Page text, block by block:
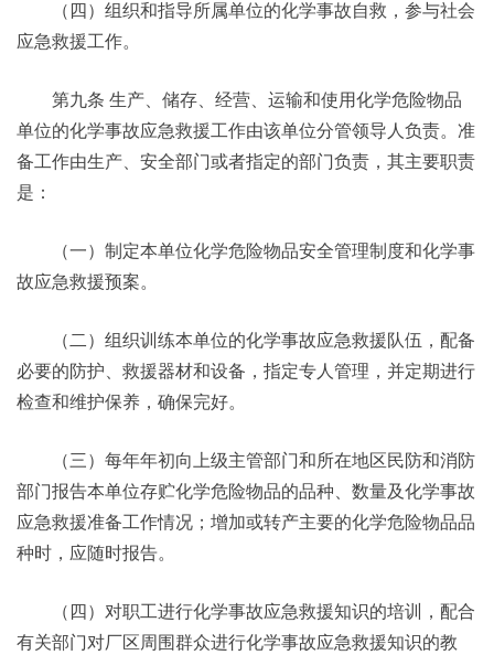
（四）组织和指导所属单位的化学事故自救，参与社会
应急救援工作。
第九条 生产、储存、经营、运输和使用化学危险物品
单位的化学事故应急救援工作由该单位分管领导人负责。准
备工作由生产、安全部门或者指定的部门负责，其主要职责
是：
（一）制定本单位化学危险物品安全管理制度和化学事
故应急救援预案。
（二）组织训练本单位的化学事故应急救援队伍，配备
必要的防护、救援器材和设备，指定专人管理，并定期进行
检查和维护保养，确保完好。
（三）每年年初向上级主管部门和所在地区民防和消防
部门报告本单位存贮化学危险物品的品种、数量及化学事故
应急救援准备工作情况；增加或转产主要的化学危险物品品
种时，应随时报告。
（四）对职工进行化学事故应急救援知识的培训，配合
有关部门对厂区周围群众进行化学事故应急救援知识的教